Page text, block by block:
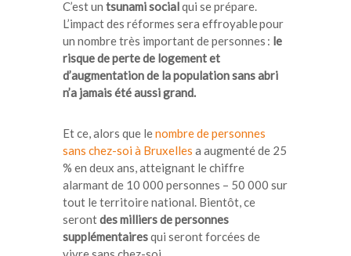
C’est un tsunami socialqui se prépare.
L’impact des réformes sera effroyable pour
un nombre très important de personnes : le
risque de perte de logement et
d’augmentation de la population sans abri
n’a jamais été aussi grand.
Et ce, alors que lenombre de personnes
sans chez-soi à Bruxelles a augmenté de 25
% en deux ans, atteignant le chiffre
alarmant de 10 000 personnes – 50 000 sur
tout le territoire national. Bientôt, ce
serontdes milliers de personnes
supplémentairesqui seront forcées de